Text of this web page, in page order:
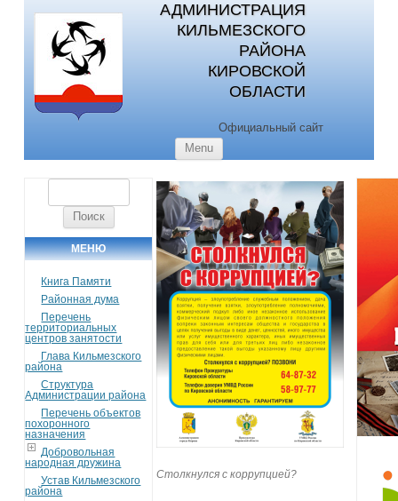
АДМИНИСТРАЦИЯ
КИЛЬМЕЗСКОГО
РАЙОНА
КИРОВСКОЙ
ОБЛАСТИ
Официальный сайт
Menu
МЕНЮ
Книга Памяти
Районная дума
Перечень
территориальных
центров занятости
Глава Кильмезского
района
Структура
Администрации района
Перечень объектов
похоронного
назначения
Добровольная
народная дружина
Устав Кильмезского
района
Столкнулся с коррупцией?